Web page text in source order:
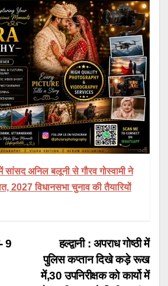
सांसद अनिल बलूनी से गौरव गोस्वामी ने
2027 विधानसभा चुनाव की तैयारियों
हल्द्वानी : अपराध गोष्ठी में
पुलिस कप्तान दिखे कड़े रूख
में,30 उपनिरीक्षक को कार्यो में
9